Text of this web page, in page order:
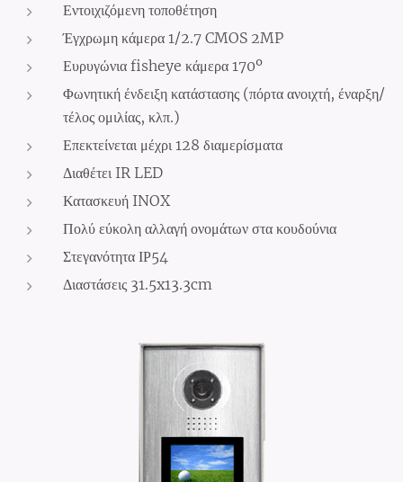
Εντοιχιζόμενη τοποθέτηση
Έγχρωμη κάμερα 1/2.7 CMOS 2MP
Ευρυγώνια fisheye κάμερα 170º
Φωνητική ένδειξη κατάστασης (πόρτα ανοιχτή, έναρξη/
τέλος ομιλίας, κλπ.)
Επεκτείνεται μέχρι 128 διαμερίσματα
Διαθέτει IR LED
Κατασκευή INOX
Πολύ εύκολη αλλαγή ονομάτων στα κουδούνια
Στεγανότητα ΙΡ54
Διαστάσεις 31.5x13.3cm